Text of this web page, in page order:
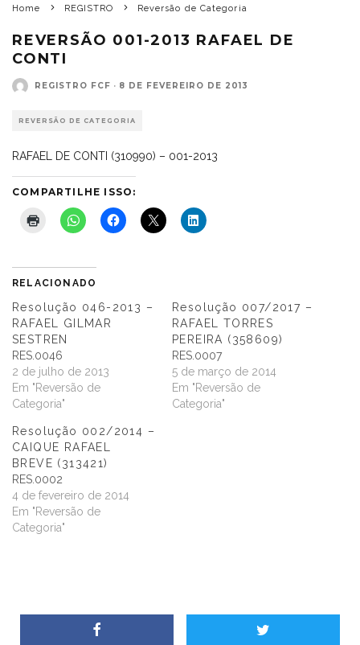
Home REGISTRO Reversão de Categoria
REVERSÃO 001-2013 RAFAEL DE
CONTI
REGISTRO FCF · 8 DE FEVEREIRO DE 2013
REVERSÃO DE CATEGORIA
RAFAEL DE CONTI (310990) – 001-2013
COMPARTILHE ISSO:
RELACIONADO
Resolução 046-2013 –
RAFAEL GILMAR
SESTREN
RES.0046
2 de julho de 2013
Em "Reversão de
Categoria"
Resolução 007/2017 –
RAFAEL TORRES
PEREIRA (358609)
RES.0007
5 de março de 2014
Em "Reversão de
Categoria"
Resolução 002/2014 –
CAIQUE RAFAEL
BREVE (313421)
RES.0002
4 de fevereiro de 2014
Em "Reversão de
Categoria"